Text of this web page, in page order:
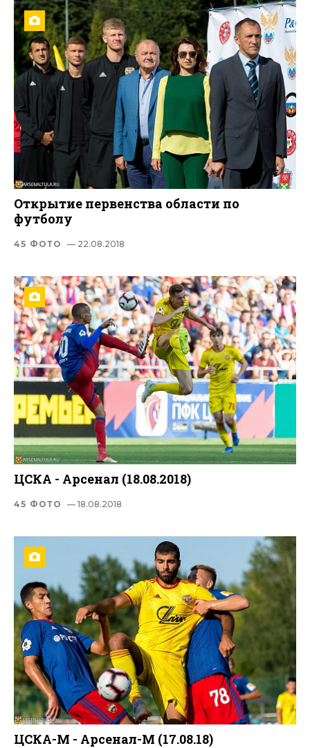
Открытие первенства области по
футболу
45 ФОТО — 22.08.2018
ЦСКА - Арсенал (18.08.2018)
45 ФОТО — 18.08.2018
ЦСКА-М - Арсенал-М (17.08.18)